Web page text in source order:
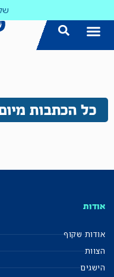
כל הכתבות מיום:
אודות
אודות שקוף
הצוות
הישגים